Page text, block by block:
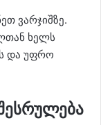
ვარჯიშზე.
ხელს
და უფრო